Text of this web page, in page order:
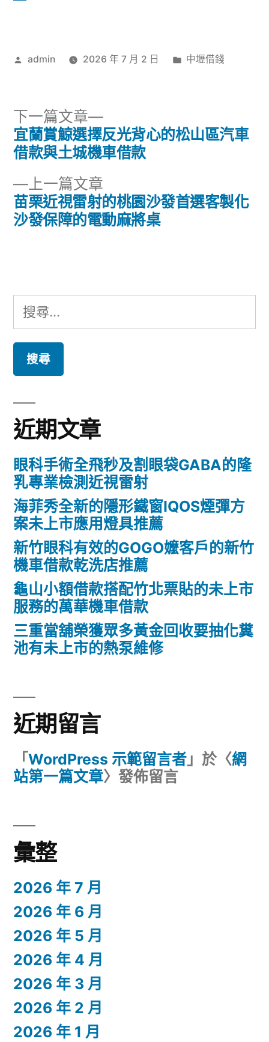
作
admin 2026 年 7 月 2 日
分
中壢借錢
文
導
覽
上一篇文章
一
篇
苗栗近視雷射的桃園沙發首選客製化
沙發保障的電動麻將桌
下一篇文章
下
一
篇
宜蘭賞鯨選擇反光背心的松山區汽車
借款與土城機車借款
搜
尋
鍵
字:
近期文章
眼科手術全飛秒及割眼袋GABA的隆
乳專業檢測近視雷射
海菲秀全新的隱形鐵窗IQOS煙彈方
案未上市應用燈具推薦
新竹眼科有效的GOGO嬤客戶的新竹
機車借款乾洗店推薦
龜山小額借款搭配竹北票貼的未上市
服務的萬華機車借款
三重當舖榮獲眾多黃金回收要抽化糞
池有未上市的熱泵維修
近期留言
「 WordPress 示範留言者 」於〈網
站第一篇文章〉發佈留言
彙整
2026 年 7 月
2026 年 6 月
2026 年 5 月
2026 年 4 月
2026 年 3 月
2026 年 2 月
2026 年 1 月